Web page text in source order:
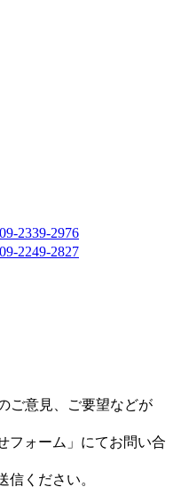
09-2339-2976
09-2249-2827
ご意見、ご要望などが
フォーム」にてお問い合
信ください。